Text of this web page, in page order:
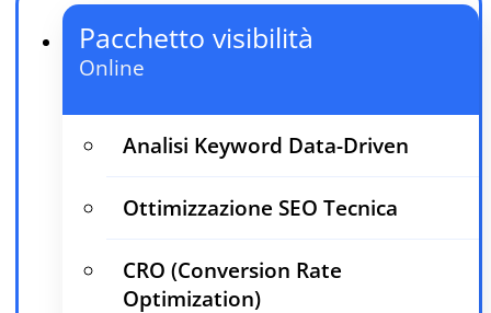
Pacchetto visibilità
Online
Analisi Keyword Data-Driven
Ottimizzazione SEO Tecnica
CRO (Conversion Rate
Optimization)